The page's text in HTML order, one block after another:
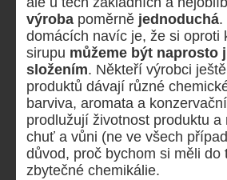
výroba poměrně jednoduchá.
domácích navíc je, že si oproti
sirupu můžeme být naprosto
složením. Někteří výrobci
produktů dávají různé
barviva, aromata a
prodlužují životnost produktu a
chuť a vůni (ne ve všech
důvod, proč bychom si měli do
zbytečné chemikálie.